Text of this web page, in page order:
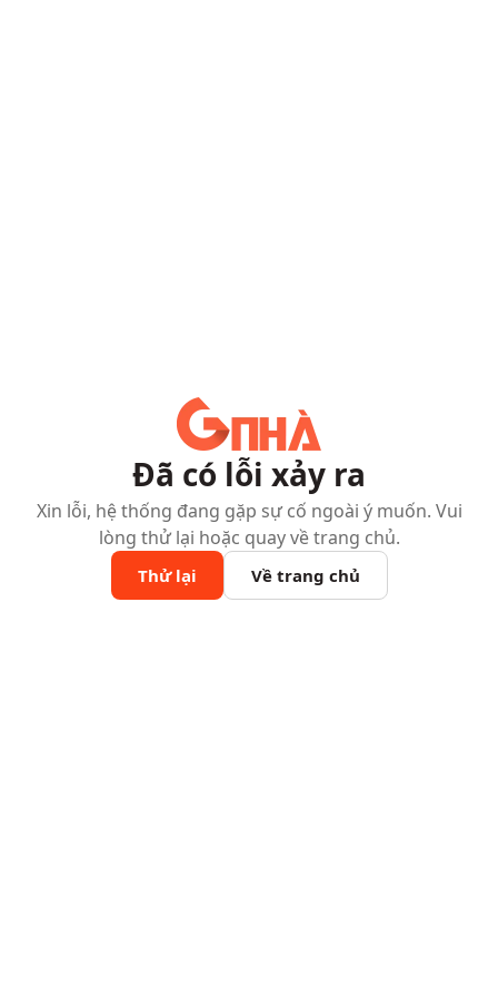
Đã có lỗi xảy ra
Xin lỗi, hệ thống đang gặp sự cố ngoài ý muốn. Vui
lòng thử lại hoặc quay về trang chủ.
Thử lại Về trang chủ